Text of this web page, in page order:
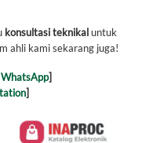
konsultasi teknikaluntuk
ahli kami sekarang juga!
]
]